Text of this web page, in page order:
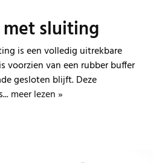
sluiting
is een volledig uitrekbare
voorzien van een rubber buffer
gesloten blijft. Deze
meer lezen »